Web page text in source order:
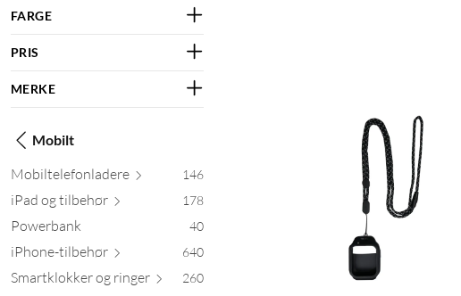
FARGE
PRIS
MERKE
Mobilt
Mobiltelefonladere 146
iPad og tilbehør 178
Powerbank 40
iPhone-tilbehør 640
Smartklokker og ringer 260